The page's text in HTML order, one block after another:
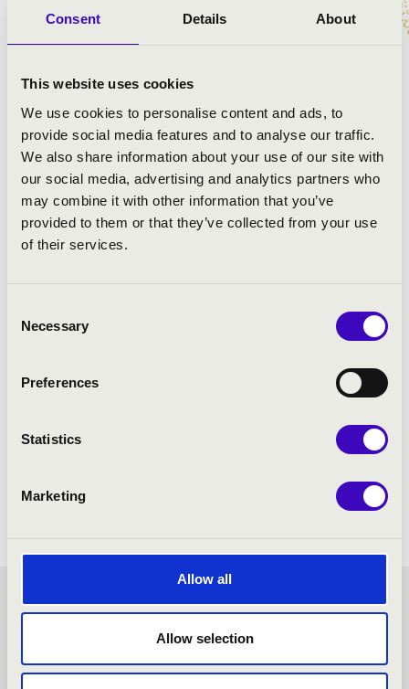
Consent Details About
This website uses cookies
We use cookies to personalise content and ads, to
provide social media features and to analyse our traffic.
We also share information about your use of our site with
our social media, advertising and analytics partners who
may combine it with other information that you’ve
provided to them or that they’ve collected from your use
of their services.
Selection
Necessary
Preferences
Statistics
Marketing
Allow all
Allow selection
quel jour de fête...)
Verdi: Rigoletto - Gilda áriája (Caro nome...)
Verdi: Rigoletto - a Herceg áriája (La donna è mobile...)
Verdi: La traviata - Violetta áriája (Addio del passato...)
Verdi: La Traviata - Violetta és Alfréd kettőse (Libiamo...)
TISZA BÉRLET - SZEGED -
TOVÁBBI KONCERTEK